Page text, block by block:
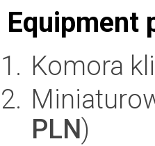
Equipment
Komora
PLN)